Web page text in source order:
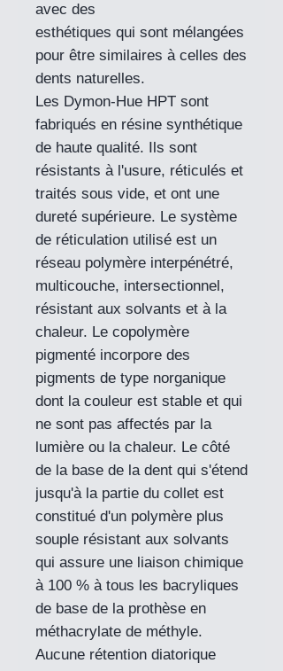
avec des
esthétiques qui sont mélangées
pour être similaires à celles des
dents naturelles.
Les Dymon-Hue HPT sont
fabriqués en résine synthétique
de haute qualité. Ils sont
résistants à l'usure, réticulés et
traités sous vide, et ont une
dureté supérieure. Le système
de réticulation utilisé est un
réseau polymère interpénétré,
multicouche, intersectionnel,
résistant aux solvants et à la
chaleur. Le copolymère
pigmenté incorpore des
pigments de type norganique
dont la couleur est stable et qui
ne sont pas affectés par la
lumière ou la chaleur. Le côté
de la base de la dent qui s'étend
jusqu'à la partie du collet est
constitué d'un polymère plus
souple résistant aux solvants
qui assure une liaison chimique
à 100 % à tous les bacryliques
de base de la prothèse en
méthacrylate de méthyle.
Aucune rétention diatorique